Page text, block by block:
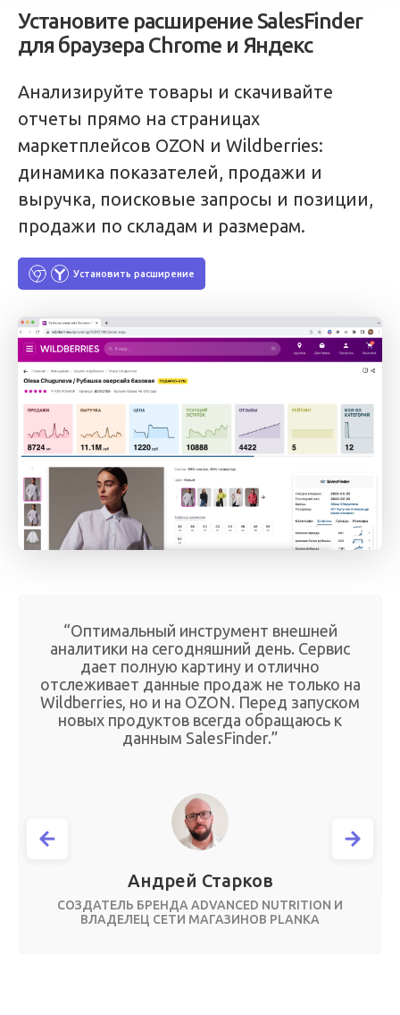
Установите расширение SalesFinder
для браузера Chrome и Яндекс
Анализируйте товары и скачивайте
отчеты прямо на страницах
маркетплейсов OZON и Wildberries:
динамика показателей, продажи и
выручка, поисковые запросы и позиции,
продажи по складам и размерам.
Установить расширение
“Оптимальный инструмент внешней
аналитики на сегодняшний день. Сервис
дает полную картину и отлично
отслеживает данные продаж не только на
Wildberries, но и на OZON. Перед запуском
новых продуктов всегда обращаюсь к
данным SalesFinder.”
Андрей Старков
СОЗДАТЕЛЬ БРЕНДА ADVANCED NUTRITION И
ВЛАДЕЛЕЦ СЕТИ МАГАЗИНОВ PLANKA